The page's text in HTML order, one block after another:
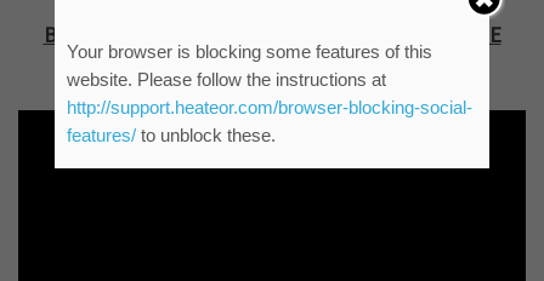
ВОДА ИЗ ГРАДСКЕ МРЕЖЕ ИСПРАВНА ЗА ПИЋЕ
(КТВ)
Your browser is blocking some features of this
website. Please follow the instructions at
http://support.heateor.com/browser-blocking-social-
features/to unblock these.